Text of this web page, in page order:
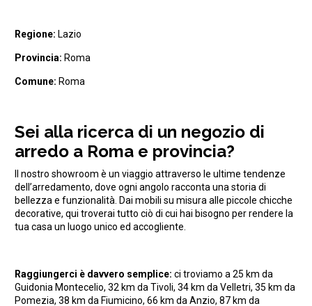
Regione: Lazio
Provincia: Roma
Comune: Roma
Sei alla ricerca di un negozio di
arredo a Roma e provincia?
Il nostro showroom è un viaggio attraverso le ultime tendenze
dell’arredamento, dove ogni angolo racconta una storia di
bellezza e funzionalità. Dai mobili su misura alle piccole chicche
decorative, qui troverai tutto ciò di cui hai bisogno per rendere la
tua casa un luogo unico ed accogliente.
Raggiungerci è davvero semplice: ci troviamo a 25 km da
Guidonia Montecelio, 32 km da Tivoli, 34 km da Velletri, 35 km da
Pomezia, 38 km da Fiumicino, 66 km da Anzio, 87 km da